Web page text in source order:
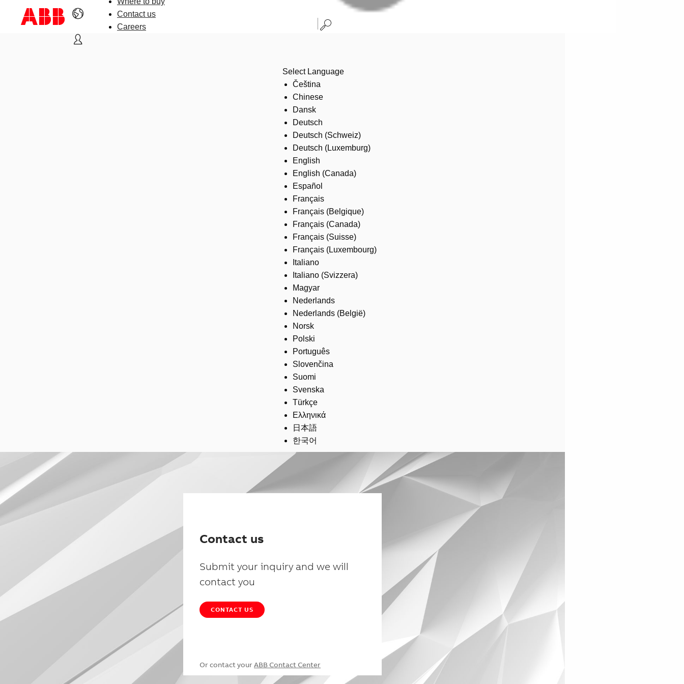
Contact us
Careers
Select Language
Čeština
Chinese
Dansk
Deutsch
Deutsch (Schweiz)
Deutsch (Luxemburg)
English
English (Canada)
Español
Français
Français (Belgique)
Français (Canada)
Français (Suisse)
Français (Luxembourg)
Italiano
Italiano (Svizzera)
Magyar
Nederlands
Nederlands (België)
Norsk
Polski
Português
Slovenčina
Suomi
Svenska
Türkçe
Ελληνικά
日本語
한국어
Contact us
Submit your inquiry and we will
contact you
CONTACT US
Or contact your ABB Contact Center